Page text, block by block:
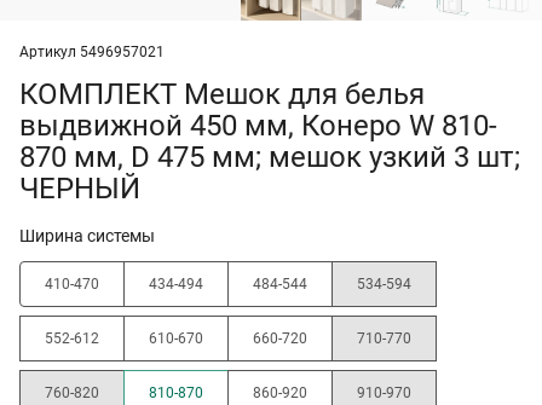
Артикул 5496957021
КОМПЛЕКТ Мешок для белья
выдвижной 450 мм, Конеро W 810-
870 мм, D 475 мм; мешок узкий 3 шт;
ЧЕРНЫЙ
Ширина системы
410-470 434-494 484-544 534-594
552-612 610-670 660-720 710-770
760-820 810-870 860-920 910-970